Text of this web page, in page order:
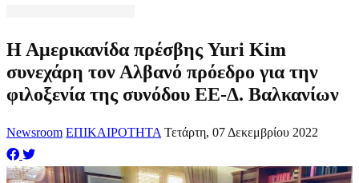
Η Αμερικανίδα πρέσβης Yuri Kim
συνεχάρη τον Αλβανό πρόεδρο για την
φιλοξενία της συνόδου ΕΕ-Δ. Βαλκανίων
Newsroom ΕΠΙΚΑΙΡΟΤΗΤΑ Τετάρτη, 07 Δεκεμβρίου 2022